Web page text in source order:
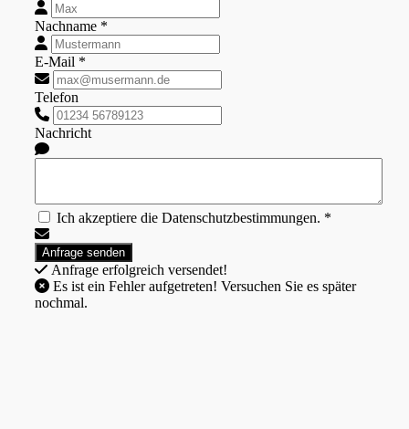
Nachname *
E-Mail *
Telefon
Nachricht
Ich akzeptiere die Datenschutzbestimmungen. *
Anfrage erfolgreich versendet!
nochmal.